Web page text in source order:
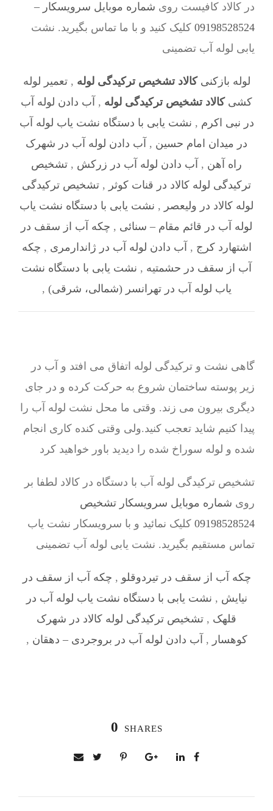
در کالاد کافیست روی شماره موبایل سرویسکار –
09198528524 کلیک کنید و با ما تماس بگیرید. نشت
یابی لوله آب تضمینی
لوله بازکنیکالاد تشخیص ترکیدگی لوله ,تعمیر لوله
کشیکالاد تشخیص ترکیدگی لوله , آب دادن لوله آب
در نبی اکرم , نشت یابی با دستگاه نشت یاب لوله آب
در میدان امام حسین , آب دادن لوله آب در شهرک
راه آهن , آب دادن لوله آب در زرکش , تشخیص
ترکیدگی لوله کالاد در قنات کوثر , تشخیص ترکیدگی
لوله کالاد در ولیعصر , نشت یابی با دستگاه نشت یاب
لوله آب در قائم مقام – سنائی , چکه آب از سقف در
اشتهارد کرج , آب دادن لوله آب در ژاندارمری , چکه
آب از سقف در حشمتیه , نشت یابی با دستگاه نشت
یاب لوله آب در تهرانسر (شمالی، شرقی) ,
گاهی نشت و ترکیدگی لوله اتفاق می افتد و آب در
زیر پوسته ساختمان شروع به حرکت کرده و در جای
دیگری بیرون می زند. وقتی ما محل نشت لوله آب را
پیدا کنیم شاید تعجب کنید.ولی وقتی کنده کاری انجام
شده و لوله سوراخ شده را دیدید باور خواهید کرد
تشخیص ترکیدگی لوله آب با دستگاه در کالاد لطفا بر
روی شماره موبایل سرویسکار تشخیص
09198528524 کلیک نمائید و با سرویسکار نشت یاب
تماس مستقیم بگیرید. نشت یابی لوله آب تضمینی
چکه آب از سقف در تیردوقلو , چکه آب از سقف در
نیایش , نشت یابی با دستگاه نشت یاب لوله آب در
قلهک , تشخیص ترکیدگی لوله کالاد در شهرک
کوهسار , آب دادن لوله آب در بروجردی – دهقان ,
0 SHARES